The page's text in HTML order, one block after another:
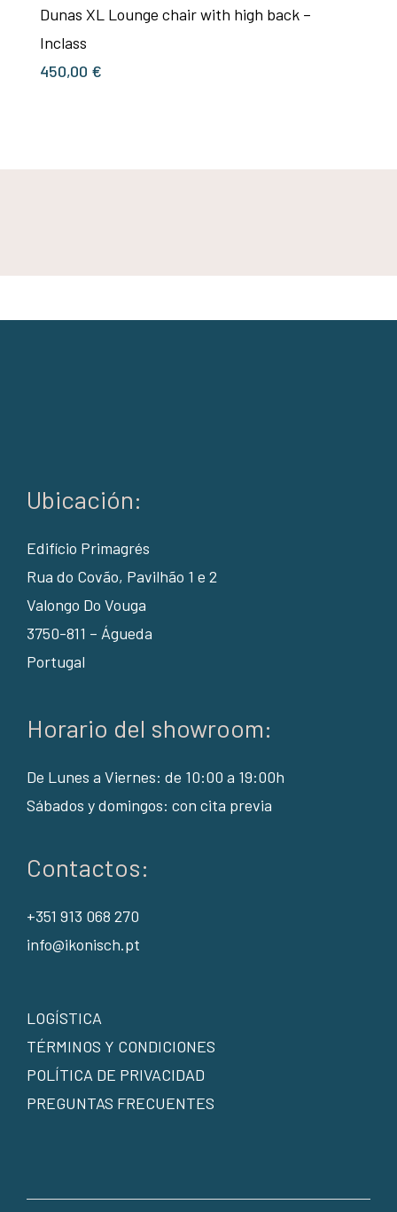
Dunas XL Lounge chair with high back –
Inclass
450,00 €
Ubicación:
Edifício Primagrés
Rua do Covão, Pavilhão 1 e 2
Valongo Do Vouga
3750-811 – Águeda
Portugal
Horario del showroom:
De Lunes a Viernes: de 10:00 a 19:00h
Sábados y domingos: con cita previa
Contactos:
+351 913 068 270
info@ikonisch.pt
LOGÍSTICA
TÉRMINOS Y CONDICIONES
POLÍTICA DE PRIVACIDAD
PREGUNTAS FRECUENTES